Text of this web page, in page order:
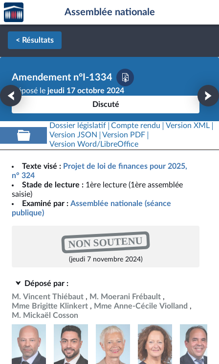
Aller au contenu
Aller en bas de la page
Accèder
à la
page
d'accueil
Assemblée nationale
< Résultats
Amendement n°I-1334
Déposé le jeudi 17 octobre 2024
Discuté
Dossier législatif Compte rendu
Version XML
Version JSON
Version PDF
Version Word/LibreOffice
Texte visé : Projet de loi de finances pour 2025,
n° 324
Stade de lecture : 1ère lecture (1ère assemblée
saisie)
Examiné par : Assemblée nationale (séance
publique)
NON SOUTENU
(jeudi 7 novembre 2024)
Déposé par :
M. Vincent Thiébaut
M. Moerani Frébault
Mme Brigitte Klinkert
Mme Anne-Cécile Violland
M. Mickaël Cosson